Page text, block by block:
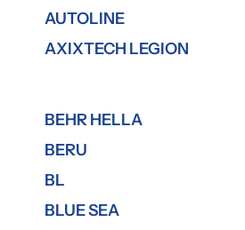
AUTOLINE
AXIXTECH LEGION
BEHR HELLA
BERU
BL
BLUE SEA